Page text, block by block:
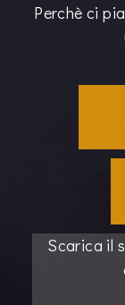
Perchè ci
Scarica il